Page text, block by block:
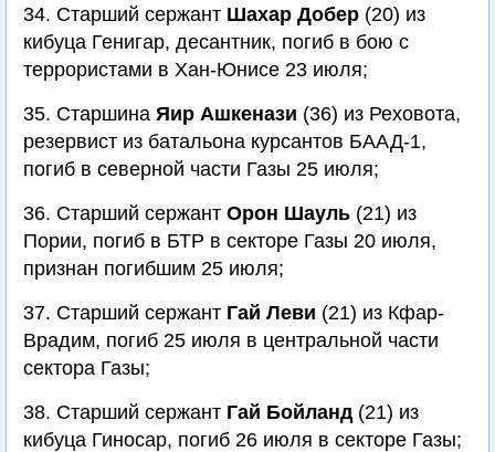
34. Старший сержант Шахар Добер (20) из
кибуца Генигар, десантник, погиб в бою с
террористами в Хан-Юнисе 23 июля;
35. Старшина Яир Ашкенази (36) из Реховота,
резервист из батальона курсантов БААД-1,
погиб в северной части Газы 25 июля;
36. Старший сержант Орон Шауль (21) из
Пории, погиб в БТР в секторе Газы 20 июля,
признан погибшим 25 июля;
37. Старший сержант Гай Леви (21) из Кфар-
Врадим, погиб 25 июля в центральной части
сектора Газы;
38. Cтарший сержант Гай Бойланд(21) из
кибуца Гиносар, погиб 26 июля в секторе Газы;